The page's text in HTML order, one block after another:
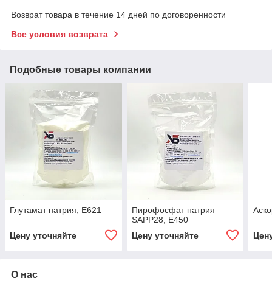
Возврат товара в течение 14 дней по договоренности
Все условия возврата
Подобные товары компании
Глутамат натрия, Е621
Цену уточняйте
Пирофосфат натрия
SAPP28, Е450
Цену уточняйте
О нас